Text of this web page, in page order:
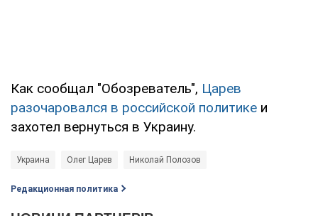
Как сообщал "Обозреватель", Царев
разочаровался в российской политике и
захотел вернуться в Украину.
Украина Олег Царев Николай Полозов
Редакционная политика